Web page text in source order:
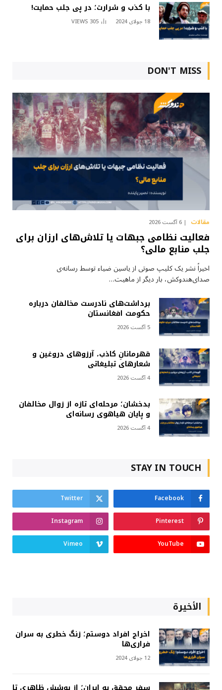
با کذب و شرارت؛ در پی جلب حمایت!
18 جولای 2024 305
VIEWS
DON'T MISS
مقالات 6 آگست 2026
فعالیت نظامی جبهات یا تلاش‌های ارزان برای
جلب منابع مالی؟
اخیراً نشر یک کلیپ صوتی از یاسین ضیاء توسط رسانه‌ی
صدای‌هندوکش، بار دیگر از ماهیت…
برداشت‌های نادرست مخالفان درباره
حکومت افغانستان
5 آگست 2026
قهرمانانِ کاذب، آرزوهای دروغین و
شعارهای تبلیغاتی
4 آگست 2026
بدخشان؛ مرحله‌ای تازه از زوال مخالفان
و پایان هیاهوی رسانه‌ای
4 آگست 2026
STAY IN TOUCH
Facebook
Twitter
Pinterest
Instagram
YouTube
Vimeo
الأخيرة
اخراج افراد دوستم؛ زنگ خطری به سران
فراری‌ها
12 جولای 2024